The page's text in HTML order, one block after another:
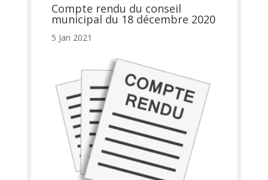
Compte rendu du conseil
municipal du 18 décembre 2020
5 Jan 2021